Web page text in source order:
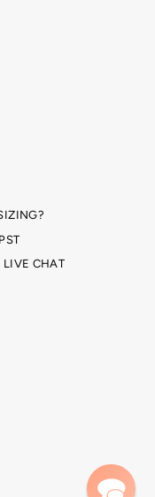
LIVE CHAT